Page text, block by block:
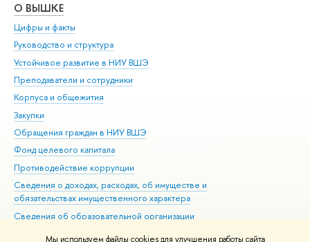
Мы используем файлы cookies для улучшения работы сайта
О ВЫШКЕ
Цифры и факты
Руководство и структура
Устойчивое развитие в НИУ ВШЭ
Преподаватели и сотрудники
Корпуса и общежития
Закупки
Обращения граждан в НИУ ВШЭ
Фонд целевого капитала
Противодействие коррупции
Сведения о доходах, расходах, об имуществе и
обязательствах имущественного характера
Сведения об образовательной организации
Людям с ограниченными возможностями здоровья